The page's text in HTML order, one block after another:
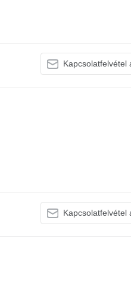
Kapcsolatfelvétel
Kapcsolatfelvétel